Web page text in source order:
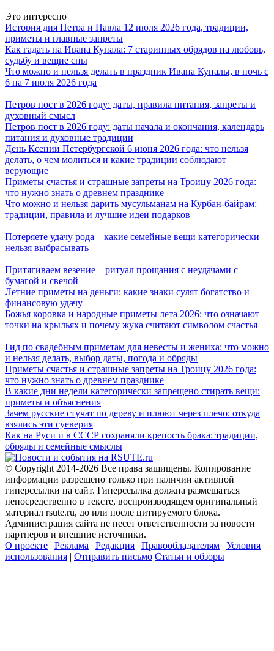
Это интересно
История дня Петра и Павла 12 июля 2026 года, традиции,
приметы и главные запреты
Как гадать на Ивана Купала: 7 старинных обрядов на любовь,
судьбу и вещие сны
Что можно и нельзя делать в праздник Ивана Купалы, в ночь с
6 на 7 июля 2026 года
Петров пост в 2026 году: даты, правила питания, запреты и
духовный смысл
Петров пост в 2026 году: даты начала и окончания, календарь
питания и духовные традиции
День Ксении Петербургской 6 июня 2026 года: что нельзя
делать, о чем молиться и какие традиции соблюдают
верующие
Приметы счастья и страшные запреты на Троицу 2026 года:
что нужно знать о древнем празднике
Что можно и нельзя дарить мусульманам на Курбан-байрам:
традиции, правила и лучшие идеи подарков
Потеряете удачу рода – какие семейные вещи категорически
нельзя выбрасывать
Притягиваем везение – ритуал прощания с неудачами с
бумагой и свечой
Летние приметы на деньги: какие знаки сулят богатство и
финансовую удачу
Божья коровка и народные приметы лета 2026: что означают
точки на крыльях и почему жука считают символом счастья
Гид по свадебным приметам для невесты и жениха: что можно
и нельзя делать, выбор даты, погода и обряды
Приметы счастья и страшные запреты на Троицу 2026 года:
что нужно знать о древнем празднике
В какие дни недели категорически запрещено стирать вещи:
приметы и объяснения
Зачем русские стучат по дереву и плюют через плечо: откуда
взялись эти суеверия
Как на Руси и в СССР сохраняли крепость брака: традиции,
обряды и семейные смыслы
© Copyright 2014-2026 Все права защищены. Копирование
информации разрешено только при наличии активной
гиперссылки на сайт. Гиперссылка должна размещаться
непосредственно в тексте, воспроизводящем оригинальный
материал rsute.ru, до или после цитируемого блока.
Администрация сайта не несет ответственности за новости
партнеров и внешние источники.
О проекте | Реклама | Редакция | Правообладателям | Условия
использования | Отправить письмо Статьи и обзоры